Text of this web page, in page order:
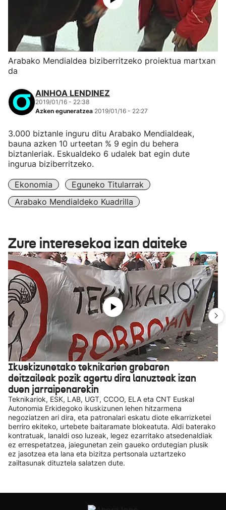
Arabako Mendialdea biziberritzeko proiektua martxan
da
AINHOA LENDINEZ
2019/01/16 - 22:38
Azken eguneratzea 2019/01/16 - 22:27
3.000 biztanle inguru ditu Arabako Mendialdeak,
bauna azken 10 urteetan % 9 egin du behera
biztanleriak. Eskualdeko 6 udalek bat egin dute
ingurua biziberritzeko.
Ekonomia
Eguneko Titularrak
Arabako Mendialdeko Kuadrilla
Zure interesekoa izan daiteke
Ikuskizunetako teknikarien grebaren
deitzaileak pozik agertu dira lanuzteak izan
duen jarraipenarekin
Teknikariok, ESK, LAB, UGT, CCOO, ELA eta CNT Euskal
Autonomia Erkidegoko ikuskizunen lehen hitzarmena
negoziatzen ari dira, eta patronalari eskatu diote elkarrizketei
berriro ekiteko, urtebete baitaramate blokeatuta. Aldi baterako
kontratuak, lanaldi oso luzeak, legez ezarritako atsedenaldiak
ez errespetatzea, jaiegunetan zein gaueko ordutegian plusik
ez jasotzea eta lana eta bizitza pertsonala uztartzeko
zailtasunak dituztela salatzen dute.